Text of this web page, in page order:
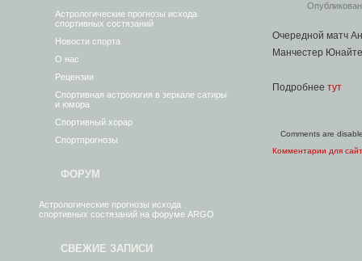
Астрологические прогнозы исхода
спортивных состязаний
Новости спорта
О нас
Рецензии
Спортивная астрология в зеркале сатиры
и юмора
Спортивный хорар
Спортпрогнозы
ФОРУМ
Астрологические прогнозы исхода
спортивных состязаний на форуме ARGO
СВЕЖИЕ ЗАПИСИ
Очередной матч
Манчестер
Подробнее тут
Comments are
Комментарии для